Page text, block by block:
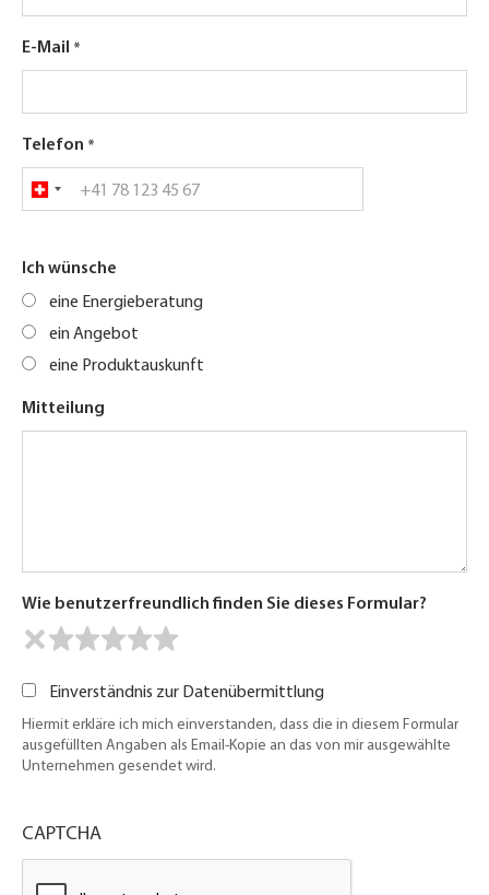
E-Mail
Telefon
Ich wünsche
eine Energieberatung
ein Angebot
eine Produktauskunft
Mitteilung
Wie benutzerfreundlich finden Sie dieses Formular?
Einverständnis zur Datenübermittlung
Hiermit erkläre ich mich einverstanden, dass die in diesem Formular
ausgefüllten Angaben als Email-Kopie an das von mir ausgewählte
Unternehmen gesendet wird.
CAPTCHA